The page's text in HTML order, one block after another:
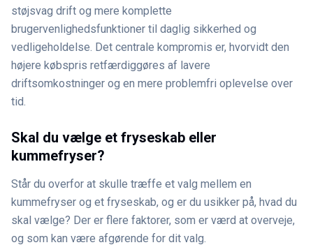
støjsvag drift og mere komplette
brugervenlighedsfunktioner til daglig sikkerhed og
vedligeholdelse. Det centrale kompromis er, hvorvidt den
højere købspris retfærdiggøres af lavere
driftsomkostninger og en mere problemfri oplevelse over
tid.
Skal du vælge et fryseskab eller
kummefryser?
Står du overfor at skulle træffe et valg mellem en
kummefryser og et fryseskab, og er du usikker på, hvad du
skal vælge? Der er flere faktorer, som er værd at overveje,
og som kan være afgørende for dit valg.